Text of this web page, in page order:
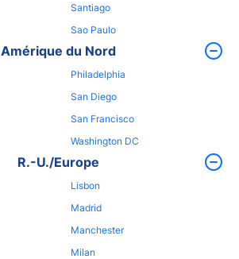
Santiago
Sao Paulo
Amérique du Nord
Philadelphia
San Diego
San Francisco
Washington DC
R.-U./Europe
Lisbon
Madrid
Manchester
Milan